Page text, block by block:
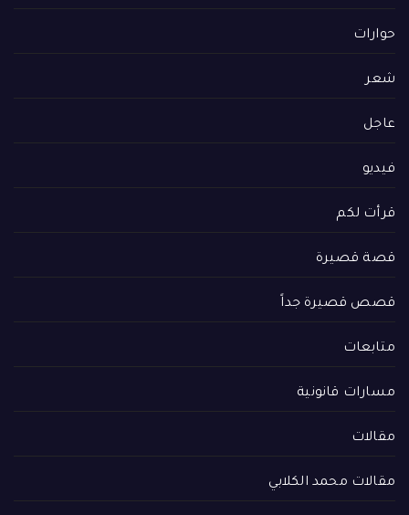
حوارات
شعر
عاجل
فيديو
قرأت لكم
قصة قصيرة
قصص قصيرة جداً
متابعات
مسارات قانونية
مقالات
مقالات محمد الكلابي